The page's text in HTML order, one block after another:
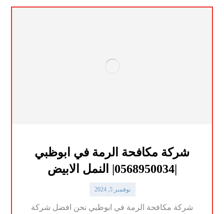
شركة مكافحة الرمة في ابوظبي
|0568950034| النمل الابيض
نوفمبر 5, 2024
شركة مكافحة الرمة في ابوظبي نحن افضل شركة